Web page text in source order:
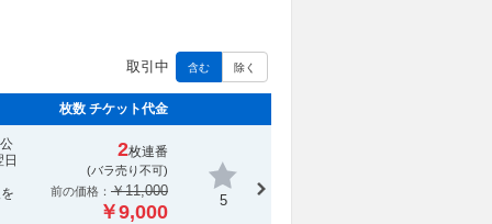
取引中 含む 除く
枚数 チケット代金
2枚連番
(バラ売り不可)
前の価格： ￥11,000
￥9,000
5